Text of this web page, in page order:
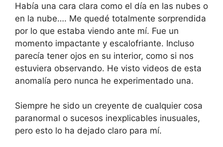
Había una cara clara como el día en las nubes o
en la nube…. Me quedé totalmente sorprendida
por lo que estaba viendo ante mí. Fue un
momento impactante y escalofriante. Incluso
parecía tener ojos en su interior, como si nos
estuviera observando. He visto videos de esta
anomalía pero nunca he experimentado una.
Siempre he sido un creyente de cualquier cosa
paranormal o sucesos inexplicables inusuales,
pero esto lo ha dejado claro para mí.